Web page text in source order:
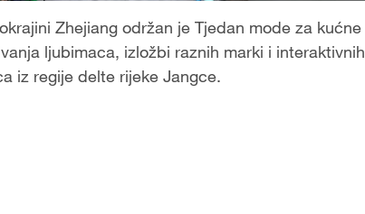
Zhejiang održan je Tjedan mode za kućne
ljubimaca, izložbi raznih marki i interaktivnih
iz regije delte rijeke Jangce.